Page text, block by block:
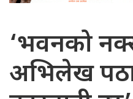
‘भवनको
अभिलेख